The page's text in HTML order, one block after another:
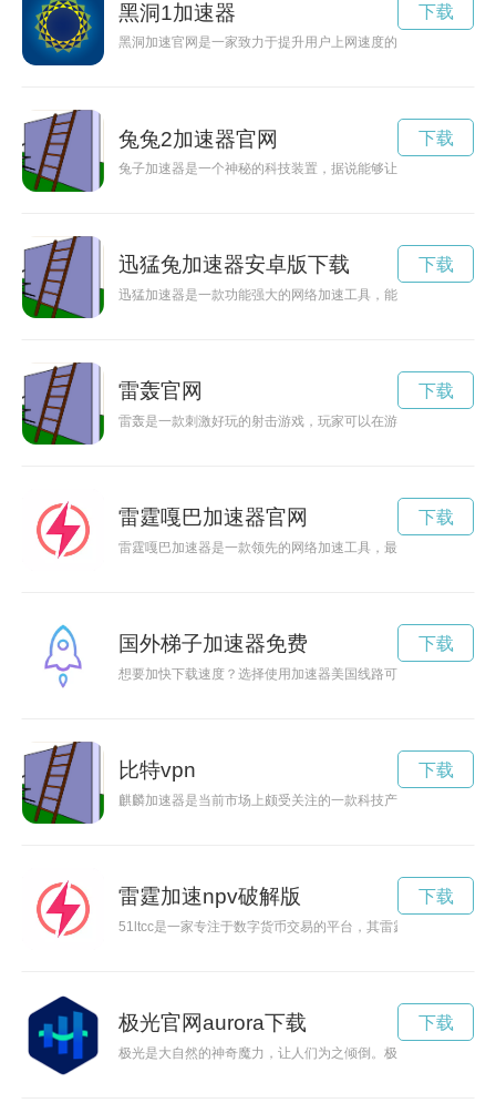
黑洞1加速器
黑洞加速官网是一家致力于提升用户上网速度的网站，通过技
下载
兔兔2加速器官网
兔子加速器是一个神秘的科技装置，据说能够让兔子达到超光
下载
迅猛兔加速器安卓版下载
迅猛加速器是一款功能强大的网络加速工具，能够帮助用户实
下载
雷轰官网
雷轰是一款刺激好玩的射击游戏，玩家可以在游戏中感受到极
下载
雷霆嘎巴加速器官网
雷霆嘎巴加速器是一款领先的网络加速工具，最新推出的版本
下载
国外梯子加速器免费
想要加快下载速度？选择使用加速器美国线路可以帮助你轻松
下载
比特vpn
麒麟加速器是当前市场上颇受关注的一款科技产品，它可以帮
下载
雷霆加速npv破解版
51ltcc是一家专注于数字货币交易的平台，其雷霆加速服务让
下载
极光官网aurora下载
极光是大自然的神奇魔力，让人们为之倾倒。极光官网为您打
下载